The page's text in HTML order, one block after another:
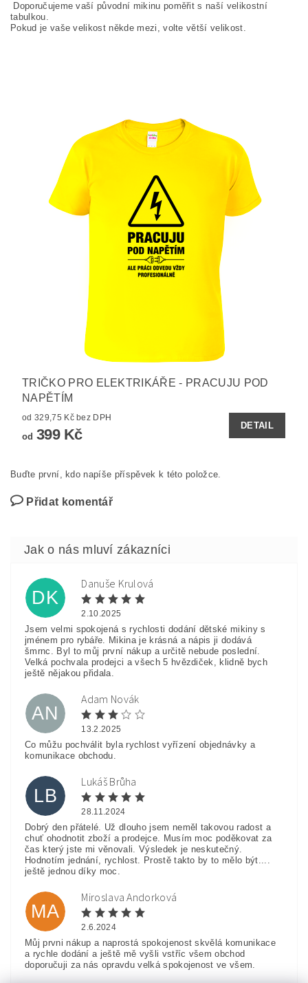
Doporučujeme vaší původní mikinu poměřit s naší velikostní
tabulkou.
Pokud je vaše velikost někde mezi, volte větší velikost.
TRIČKO PRO ELEKTRIKÁŘE - PRACUJU POD
NAPĚTÍM
od 329,75 Kč bez DPH
od 399 Kč
DETAIL
Buďte první, kdo napíše příspěvek k této položce.
Přidat komentář
DK
Danuše Krulová
2.10.2025
Jsem velmi spokojená s rychlosti dodání dětské mikiny s
jménem pro rybáře. Mikina je krásná a nápis ji dodává
šmrnc. Byl to můj první nákup a určitě nebude poslední.
Velká pochvala prodejci a všech 5 hvězdiček, klidně bych
ještě nějakou přidala.
AN
Adam Novák
13.2.2025
Co můžu pochválit byla rychlost vyřízení objednávky a
komunikace obchodu.
LB
Lukáš Brůha
28.11.2024
Dobrý den přátelé. Už dlouho jsem neměl takovou radost a
chuť ohodnotit zboží a prodejce. Musím moc poděkovat za
čas který jste mi věnovali. Výsledek je neskutečný.
Hodnotím jednání, rychlost. Prostě takto by to mělo být....
ještě jednou díky moc.
MA
Miroslava Andorková
2.6.2024
Můj prvni nákup a naprostá spokojenost skvělá komunikace
a rychle dodání a ještě mě vyšli vstříc všem obchod
doporučuji za nás opravdu velká spokojenost ve všem.